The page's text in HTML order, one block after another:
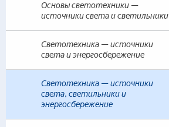
Основы светотехники —
источники света и светильники
Светотехника — источники
света и энергосбережение
Светотехника — источники
света, светильники и
энергосбережение